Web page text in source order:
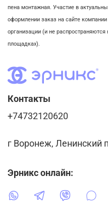
пена монтажная. Участие в
оформлении заказ на сайте
организации (и не
площадках).
Контакты
+74732120620
г Воронеж, Ленинский
Эрникс онлайн: